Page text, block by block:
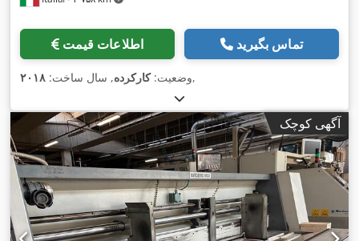
اطلاعات قیمت تماس بگیرید
وضعیت:کارکرده, سال ساخت: ۲۰۱۸ ,
آگهی کوچک